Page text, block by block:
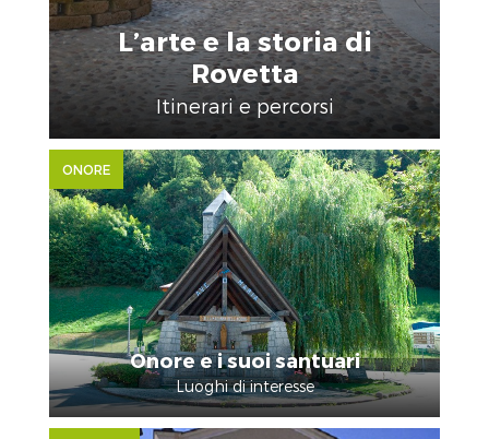
L’arte e la storia di
Rovetta
Itinerari e percorsi
ONORE
Onore e i suoi santuari
Luoghi di interesse